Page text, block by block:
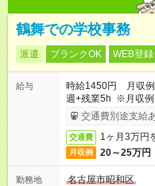
鶴舞での学校事務
派遣 ブランクOK WEB登
給与
時給1450円 月収例
週+残業5h ※月収例
交通費別途支給
交通費 1ヶ月3万円
月収例 20～25万円
勤務地
名古屋市昭和区